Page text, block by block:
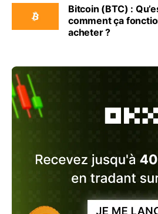
Bitcoin (BTC) :
comment ça
acheter ?